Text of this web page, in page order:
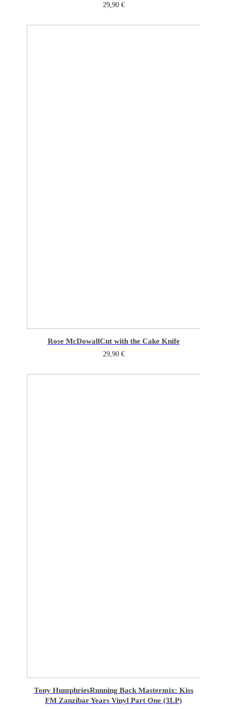
29,90 €
Rose McDowallCut with the Cake Knife
29,90 €
Tony HumphriesRunning Back Mastermix: Kiss
FM Zanzibar Years Vinyl Part One (3LP)